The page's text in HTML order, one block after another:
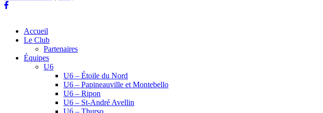
Accueil
Le Club
Partenaires
Équipes
U6
U6 – Étoile du Nord
U6 – Papineauville et Montebello
U6 – Ripon
U6 – St-André Avellin
U6 – Thurso